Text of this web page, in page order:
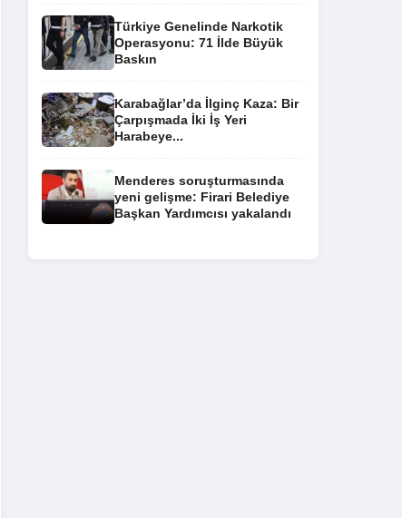
Türkiye Genelinde Narkotik
Operasyonu: 71 İlde Büyük
Baskın
Karabağlar’da İlginç Kaza: Bir
Çarpışmada İki İş Yeri
Harabeye...
Menderes soruşturmasında
yeni gelişme: Firari Belediye
Başkan Yardımcısı yakalandı